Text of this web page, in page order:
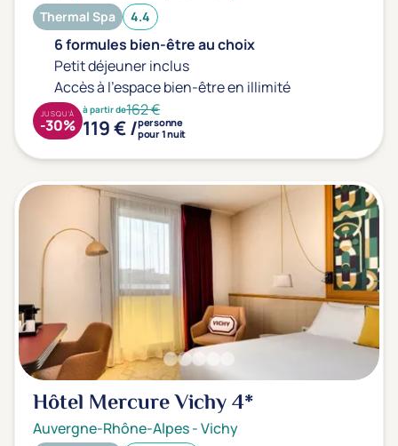
Thermal Spa 4.4
6 formules bien-être au choix
Petit déjeuner inclus
Accès à l'espace bien-être en illimité
à partir de162 €
119 € /personne
pour 1 nuit
JUSQU'À
-30%
Hôtel Mercure Vichy4*
Auvergne-Rhône-Alpes-Vichy